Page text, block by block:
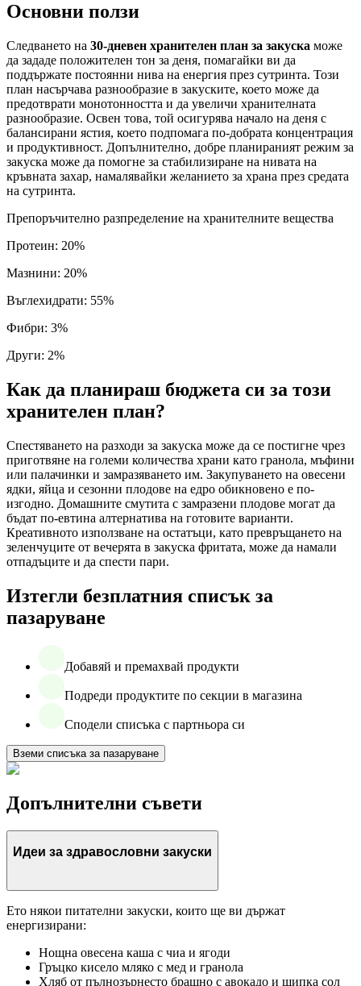
Основни ползи
Следването на 30-дневен хранителен план за закуска може
да зададе положителен тон за деня, помагайки ви да
поддържате постоянни нива на енергия през сутринта. Този
план насърчава разнообразие в закуските, което може да
предотврати монотонността и да увеличи хранителната
разнообразие. Освен това, той осигурява начало на деня с
балансирани ястия, което подпомага по-добрата концентрация
и продуктивност. Допълнително, добре планираният режим за
закуска може да помогне за стабилизиране на нивата на
кръвната захар, намалявайки желанието за храна през средата
на сутринта.
Препоръчително разпределение на хранителните вещества
Протеин: 20%
Мазнини: 20%
Въглехидрати: 55%
Фибри: 3%
Други: 2%
Как да планираш бюджета си за този
хранителен план?
Спестяването на разходи за закуска може да се постигне чрез
приготвяне на големи количества храни като гранола, мъфини
или палачинки и замразяването им. Закупуването на овесени
ядки, яйца и сезонни плодове на едро обикновено е по-
изгодно. Домашните смутита с замразени плодове могат да
бъдат по-евтина алтернатива на готовите варианти.
Креативното използване на остатъци, като превръщането на
зеленчуците от вечерята в закуска фритата, може да намали
отпадъците и да спести пари.
Изтегли безплатния списък за
пазаруване
Добавяй и премахвай продукти
Подреди продуктите по секции в магазина
Сподели списъка с партньора си
Вземи списъка за пазаруване
Допълнителни съвети
Идеи за здравословни закуски
Ето някои питателни закуски, които ще ви държат
енергизирани:
Нощна овесена каша с чиа и ягоди
Гръцко кисело мляко с мед и гранола
Хляб от пълнозърнесто брашно с авокадо и щипка сол